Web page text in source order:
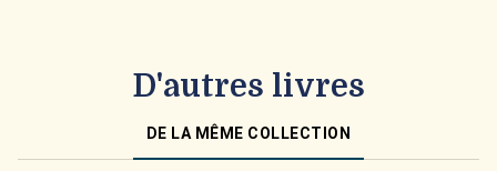
D'autres livres
DE LA MÊME COLLECTION